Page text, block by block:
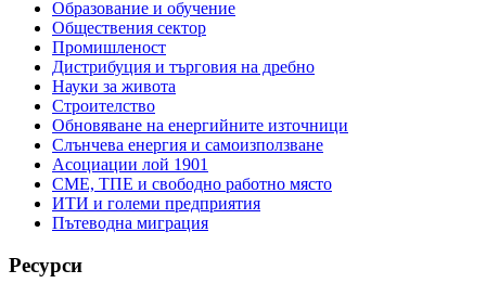
Образование и обучение
Обществения сектор
Промишленост
Дистрибуция и търговия на дребно
Науки за живота
Строителство
Обновяване на енергийните източници
Слънчева енергия и самоизползване
Асоциации лой 1901
СМЕ, ТПЕ и свободно работно място
ИТИ и големи предприятия
Пътеводна миграция
Ресурси